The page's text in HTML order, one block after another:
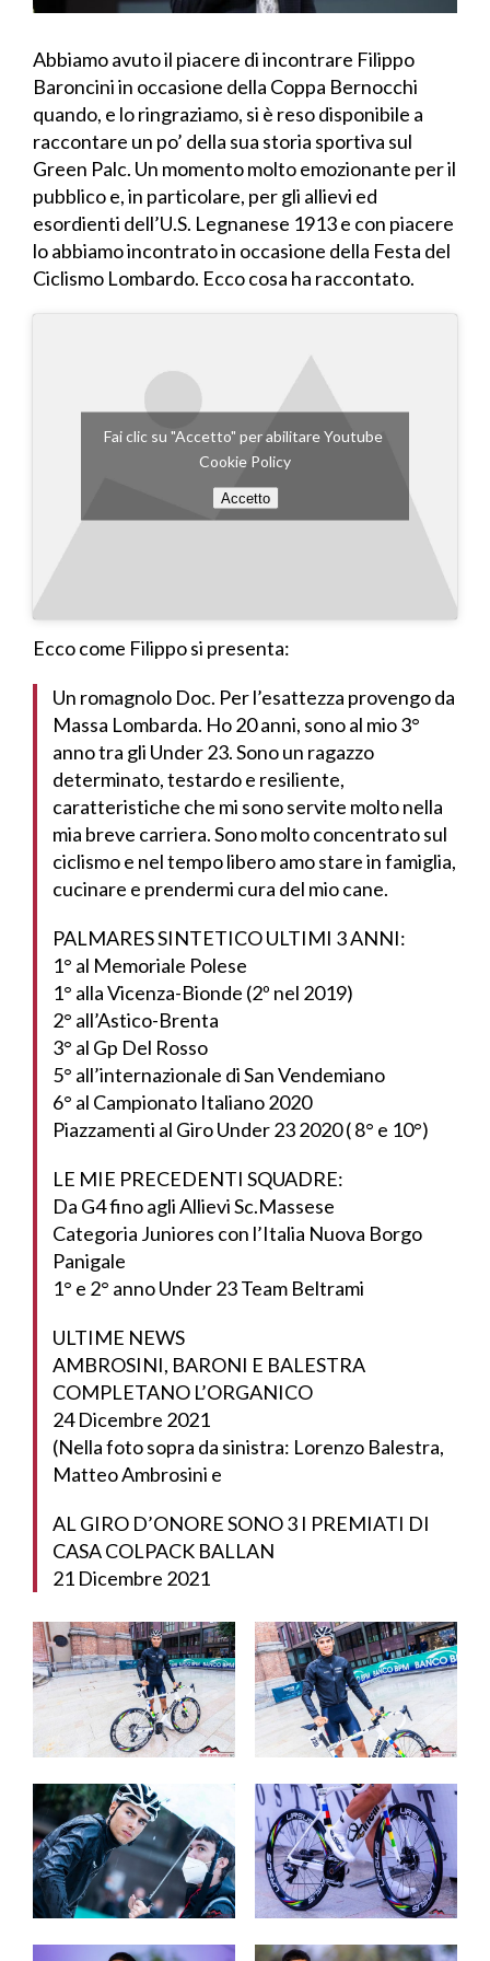
Abbiamo avuto il piacere di incontrare Filippo
Baroncini in occasione della Coppa Bernocchi
quando, e lo ringraziamo, si è reso disponibile a
raccontare un po’ della sua storia sportiva sul
Green Palc. Un momento molto emozionante per il
pubblico e, in particolare, per gli allievi ed
esordienti dell’U.S. Legnanese 1913 e con piacere
lo abbiamo incontrato in occasione della Festa del
Ciclismo Lombardo. Ecco cosa ha raccontato.
Fai clic su "Accetto" per abilitare Youtube
Cookie Policy
Accetto
Ecco come Filippo si presenta:
Un romagnolo Doc. Per l’esattezza provengo da
Massa Lombarda. Ho 20 anni, sono al mio 3°
anno tra gli Under 23. Sono un ragazzo
determinato, testardo e resiliente,
caratteristiche che mi sono servite molto nella
mia breve carriera. Sono molto concentrato sul
ciclismo e nel tempo libero amo stare in famiglia,
cucinare e prendermi cura del mio cane.
PALMARES SINTETICO ULTIMI 3 ANNI:
1° al Memoriale Polese
1° alla Vicenza-Bionde (2º nel 2019)
2° all’Astico-Brenta
3° al Gp Del Rosso
5° all’internazionale di San Vendemiano
6° al Campionato Italiano 2020
Piazzamenti al Giro Under 23 2020 ( 8° e 10°)
LE MIE PRECEDENTI SQUADRE:
Da G4 fino agli Allievi Sc.Massese
Categoria Juniores con l’Italia Nuova Borgo
Panigale
1° e 2° anno Under 23 Team Beltrami
ULTIME NEWS
AMBROSINI, BARONI E BALESTRA
COMPLETANO L’ORGANICO
24 Dicembre 2021
(Nella foto sopra da sinistra: Lorenzo Balestra,
Matteo Ambrosini e
AL GIRO D’ONORE SONO 3 I PREMIATI DI
CASA COLPACK BALLAN
21 Dicembre 2021